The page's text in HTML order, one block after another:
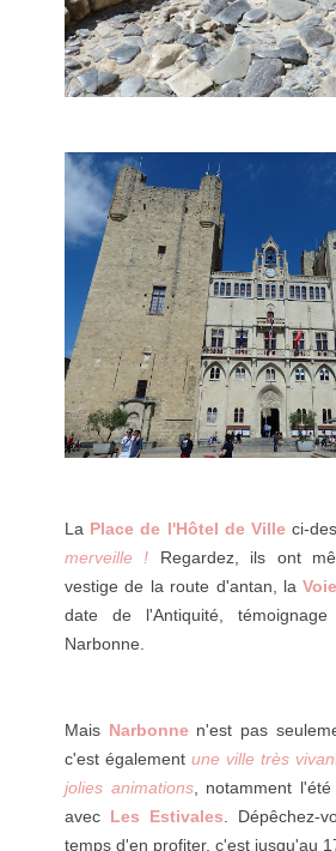
La Place de l'Hôtel de Ville ci-
merveille ! Regardez, ils ont
vestige de la route d'antan, la
date de l'Antiquité,
Narbonne.
Mais Narbonne n'est pas
c'est également une ville très
jolies animations, notamment
avec Les Estivales. Dépêchez-
temps d'en profiter, c'est jusqu'au